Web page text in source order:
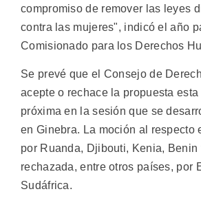
compromiso de remover las leyes
contra las mujeres", indicó el año
Comisionado para los Derechos
Se prevé que el Consejo de
acepte o rechace la propuesta esta
próxima en la sesión que se
en Ginebra. La moción al respecto
por Ruanda, Djibouti, Kenia, Benin
rechazada, entre otros países, por
Sudáfrica.